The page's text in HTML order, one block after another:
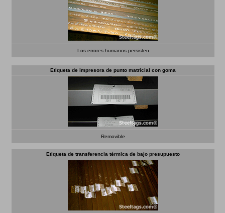
Los errores humanos persisten
Etiqueta de impresora de punto matricial con goma
Removible
Etiqueta de transferencia térmica de bajo presupuesto